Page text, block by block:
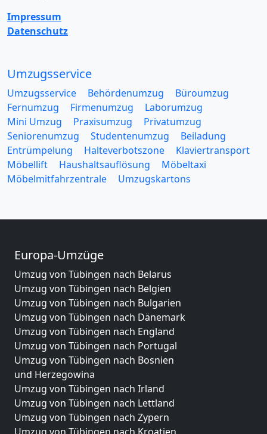
Impressum
Datenschutz
Umzugsservice
Umzugsservice Behördenumzug
Büroumzug
Fernumzug
Firmenumzug
Laborumzug
Mini Umzug
Praxisumzug
Privatumzug
Seniorenumzug
Studentenumzug
Beiladung
Entrümpelung
Halteverbotszone
Klaviertransport
Möbellift
Haushaltsauflösung
Möbeltaxi
Möbelmitfahrzentrale
Umzugskartons
Europa-Umzüge
Umzug von Tübingen nach Belarus
Umzug von Tübingen nach Belgien
Umzug von Tübingen nach Bulgarien
Umzug von Tübingen nach Dänemark
Umzug von Tübingen nach England
Umzug von Tübingen nach Portugal
Umzug von Tübingen nach Bosnien
und Herzegowina
Umzug von Tübingen nach Irland
Umzug von Tübingen nach Lettland
Umzug von Tübingen nach Zypern